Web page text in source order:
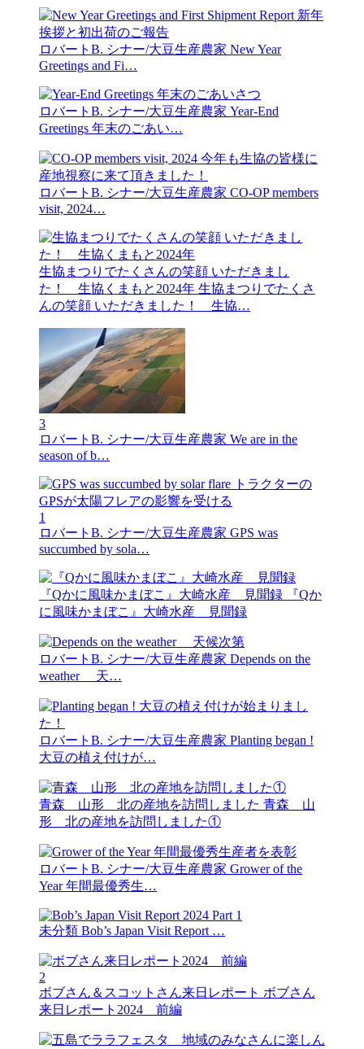
ロバートB. シナー/大豆生産農家 New Year
Greetings and Fi…
ロバートB. シナー/大豆生産農家 Year-End
Greetings 年末のごあい…
ロバートB. シナー/大豆生産農家 CO-OP members
visit, 2024…
生協まつりでたくさんの笑顔 いただきまし
た！ 生協くまもと2024年 生協まつりでたくさ
んの笑顔 いただきました！ 生協…
3
ロバートB. シナー/大豆生産農家 We are in the
season of b…
1
ロバートB. シナー/大豆生産農家 GPS was
succumbed by sola…
『Qかに風味かまぼこ』大崎水産 見聞録
『Qか
に風味かまぼこ』大崎水産 見聞録
ロバートB. シナー/大豆生産農家 Depends on the
weather 天…
ロバートB. シナー/大豆生産農家 Planting began !
大豆の植え付けが…
青森 山形 北の産地を訪問しました 青森 山
形 北の産地を訪問しました①
ロバートB. シナー/大豆生産農家 Grower of the
Year 年間最優秀生…
未分類 Bob’s Japan Visit Report …
2
ボブさん＆スコットさん来日レポート ボブさん
来日レポート2024 前編